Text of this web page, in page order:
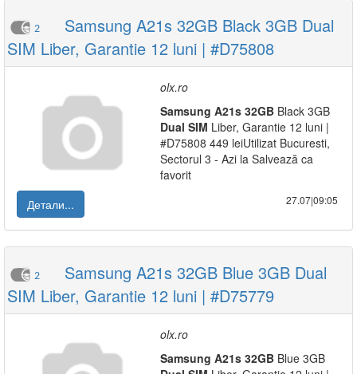
2
Samsung A21s 32GB Black 3GB Dual
SIM Liber, Garantie 12 luni | #D75808
olx.ro
Samsung A21s 32GB Black 3GB
Dual SIM Liber, Garantie 12 luni |
#D75808 449 leiUtilizat Bucuresti,
Sectorul 3 - Azi la Salvează ca
favorit
Детали...
27.07|09:05
2
Samsung A21s 32GB Blue 3GB Dual
SIM Liber, Garantie 12 luni | #D75779
olx.ro
Samsung A21s 32GB Blue 3GB